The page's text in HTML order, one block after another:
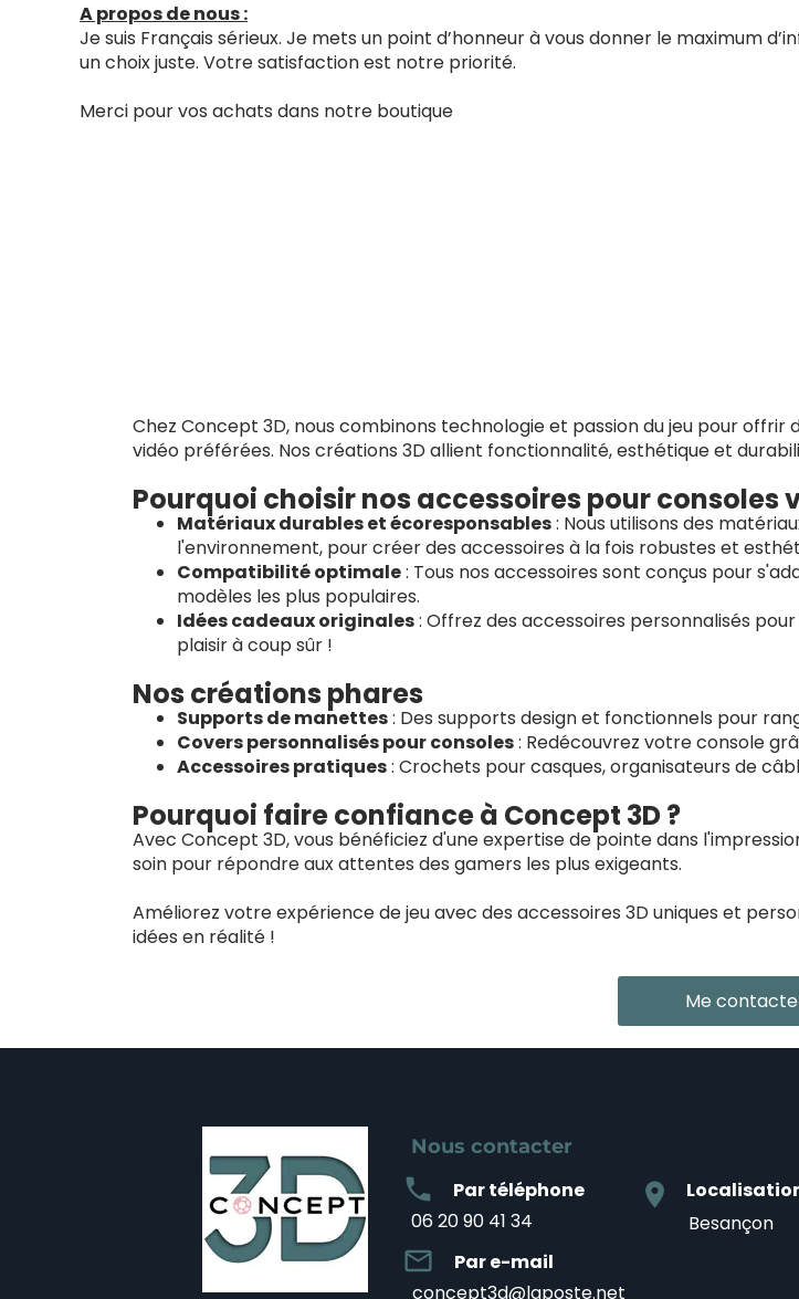
Nous contacter
mail_outline
concept3d@laposte.net
location_on
Besançon
Par e-mail
06 20 90 41 34
local_phone Par téléphone
A propos de nous :
Je suis Français sérieux. Je mets un point d’honneur à vous donner le maximum
un choix juste. Votre satisfaction est notre priorité.
Merci pour vos achats dans notre boutique
Chez Concept 3D, nous combinons technologie et passion du jeu pour
vidéo préférées. Nos créations 3D allient fonctionnalité, esthétique et
Pourquoi choisir nos accessoires pour consoles
Matériaux durables et écoresponsables: Nous utilisons des
l'environnement, pour créer des accessoires à la fois robustes et
Compatibilité optimale: Tous nos accessoires sont conçus pour
modèles les plus populaires.
Idées cadeaux originales: Offrez des accessoires personnalisés
plaisir à coup sûr !
Nos créations phares
Supports de manettes: Des supports design et fonctionnels pour
Covers personnalisés pour consoles: Redécouvrez votre console
Accessoires pratiques: Crochets pour casques, organisateurs de
Pourquoi faire confiance à Concept 3D ?
Avec Concept 3D, vous bénéficiez d'une expertise de pointe dans
soin pour répondre aux attentes des gamers les plus exigeants.
Améliorez votre expérience de jeu avec des accessoires 3D uniques et
idées en réalité !
Me